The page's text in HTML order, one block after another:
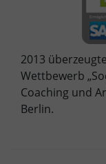
2013
Wettbewerb
Coaching und
Berlin.